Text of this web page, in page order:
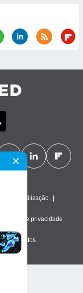
de utilização
de privacidade
reservados